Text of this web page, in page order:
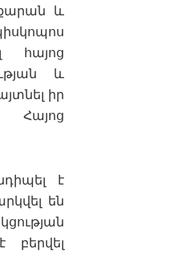
և
հայոց
և
իր
Հայոց
է
են